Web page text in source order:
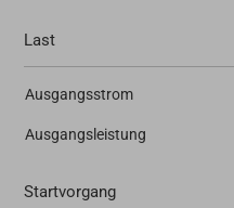
Last
Ausgangsstrom
Ausgangsleistung
Startvorgang